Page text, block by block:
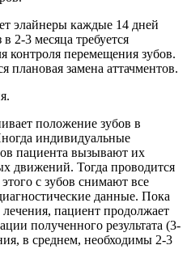
элайнеры каждые 14 дней
2-3 месяца требуется
контроля перемещения зубов.
плановая замена аттачментов.
положение зубов в
индивидуальные
пациента вызывают их
движений. Тогда проводится
с зубов снимают все
данные. Пока
пациент продолжает
полученного результата (3-
в среднем, необходимы 2-3